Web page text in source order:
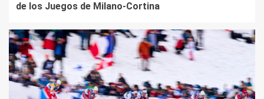
de los Juegos de Milano-Cortina